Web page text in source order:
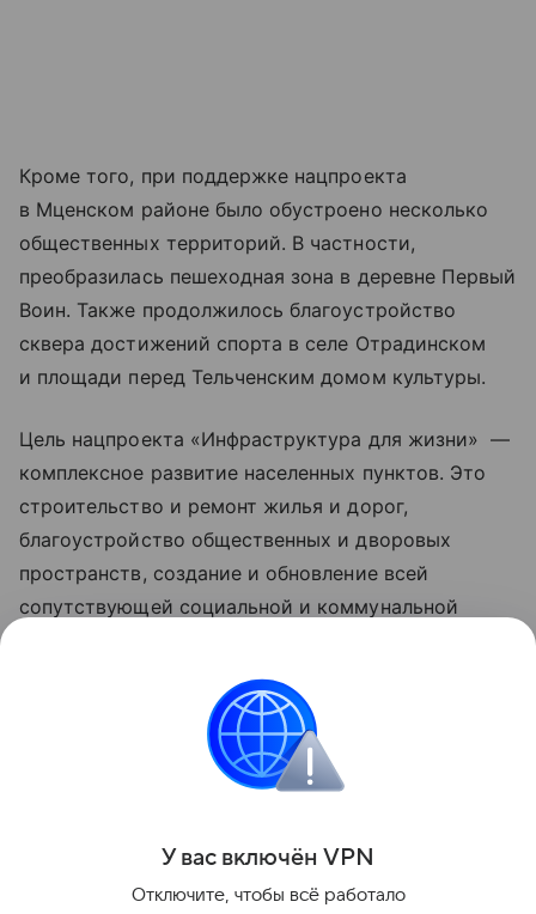
Кроме того, при поддержке нацпроекта
в Мценском районе было обустроено несколько
общественных территорий. В частности,
преобразилась пешеходная зона в деревне Первый
Воин. Также продолжилось благоустройство
сквера достижений спорта в селе Отрадинском
и площади перед Тельченским домом культуры.
Цель нацпроекта «Инфраструктура для жизни» —
комплексное развитие населенных пунктов. Это
строительство и ремонт жилья и дорог,
благоустройство общественных и дворовых
пространств, создание и обновление всей
сопутствующей социальной и коммунальной
маршрутов общественного транспорта за счет
обновления его подвижного состава. Обновленные
нацпроекты реализуются по решению
Президента РФ Владимира Путина с 2025 года.
Поделиться
У вас включён VPN
Отключите, чтобы всё работало